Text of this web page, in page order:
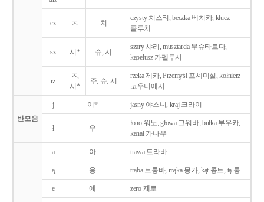
cz ㅊ 치
czysty 치스티, beczka 베치카, klucz
클루치
sz 시* 슈, 시
szary 샤리, musztarda 무슈타르다,
kapelusz 카펠루시
rz
ㅈ,
시*
주, 슈, 시
rzeka 제카, Przemyśl 프셰미실, kołnierz
코우니에시
반모음
j 이* jasny 야스니, kraj 크라이
ł 우
łono 워노, głowa 그워바, bułka 부우카,
kanał 카나우
a 아 trawa 트라바
ą̨ 옹 trąba 트롱바, mąka 몽카, kąt 콩트, tą 통
e 에 zero 제로